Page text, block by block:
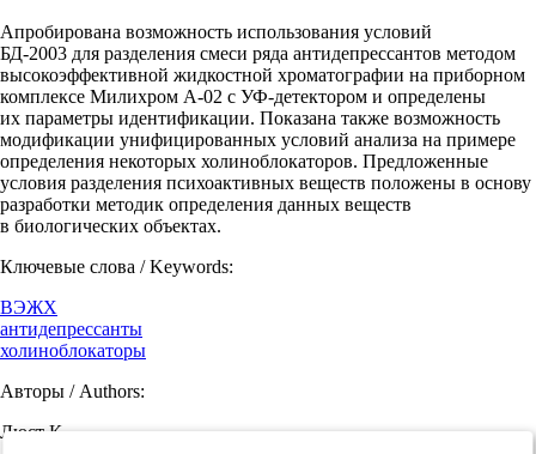
Апробирована возможность использования условий
БД-2003 для разделения смеси ряда антидепрессантов методом
высокоэффективной жидкостной хроматографии на приборном
комплексе Милихром А-02 с УФ-детектором и определены
их параметры идентификации. Показана также возможность
модификации унифицированных условий анализа на примере
определения некоторых холиноблокаторов. Предложенные
условия разделения психоактивных веществ положены в основу
разработки методик определения данных веществ
в биологических объектах.
Ключевые слова / Keywords:
ВЭЖХ
антидепрессанты
холиноблокаторы
Авторы / Authors:
Люст К.